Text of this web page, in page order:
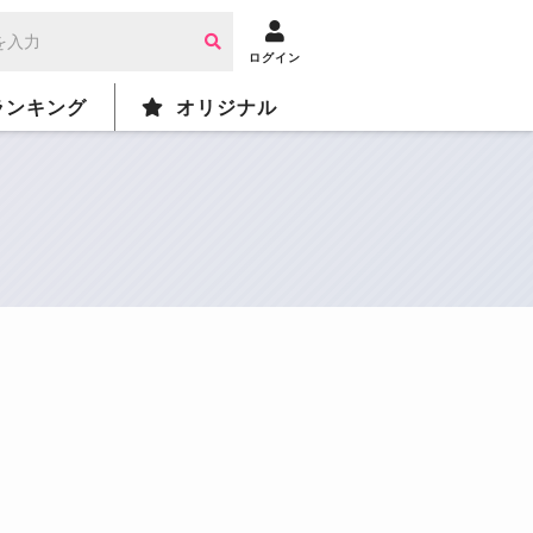
ログイン
ンキング オリジナル